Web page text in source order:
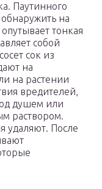
Паутинного
на
тонкая
собой
сок из
на
на растении
вредителей,
душем или
раствором.
удаляют. После